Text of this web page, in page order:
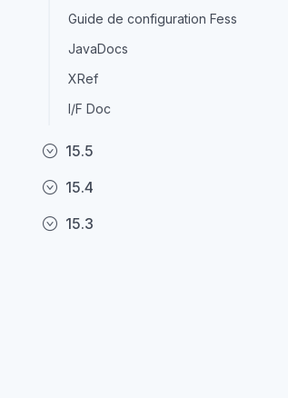
Guide de configuration Fess
JavaDocs
XRef
I/F Doc
15.5
15.4
15.3